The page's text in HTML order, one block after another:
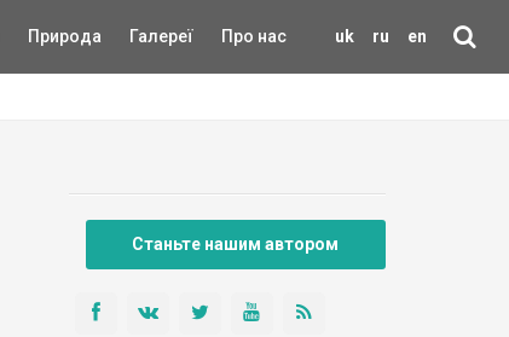
uk ru en
Природа Галереї Про нас
Станьте нашим автором